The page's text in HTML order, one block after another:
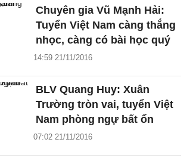
Chuyên gia Vũ Mạnh Hải:
Tuyển Việt Nam càng thắng
nhọc, càng có bài học quý
14:59 21/11/2016
BLV Quang Huy: Xuân
Trường tròn vai, tuyển Việt
Nam phòng ngự bất ổn
07:02 21/11/2016